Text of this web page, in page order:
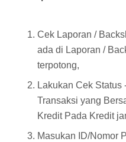
Cek Laporan /
ada di Laporan /
terpotong,
Lakukan Cek
Transaksi yang
Kredit Pada Kredit
Masukan ID/Nomor